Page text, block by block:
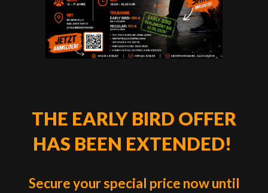
THE EARLY BIRD OFFER
HAS BEEN EXTENDED!
Secure your special price now until